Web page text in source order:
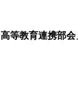
等教育連携部会